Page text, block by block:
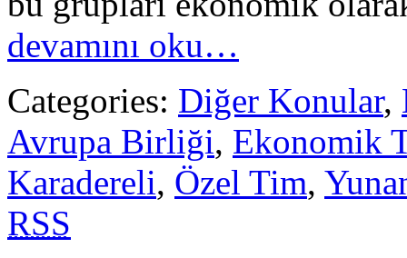
devamını oku…
Categories: Diğer Konular,
Avrupa Birliği, Ekonomik
Karadereli, Özel Tim,
RSS